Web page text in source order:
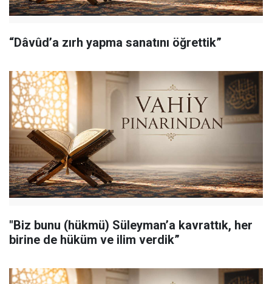
“Dâvûd’a zırh yapma sanatını öğrettik”
"Biz bunu (hükmü) Süleyman’a kavrattık, her
birine de hüküm ve ilim verdik”